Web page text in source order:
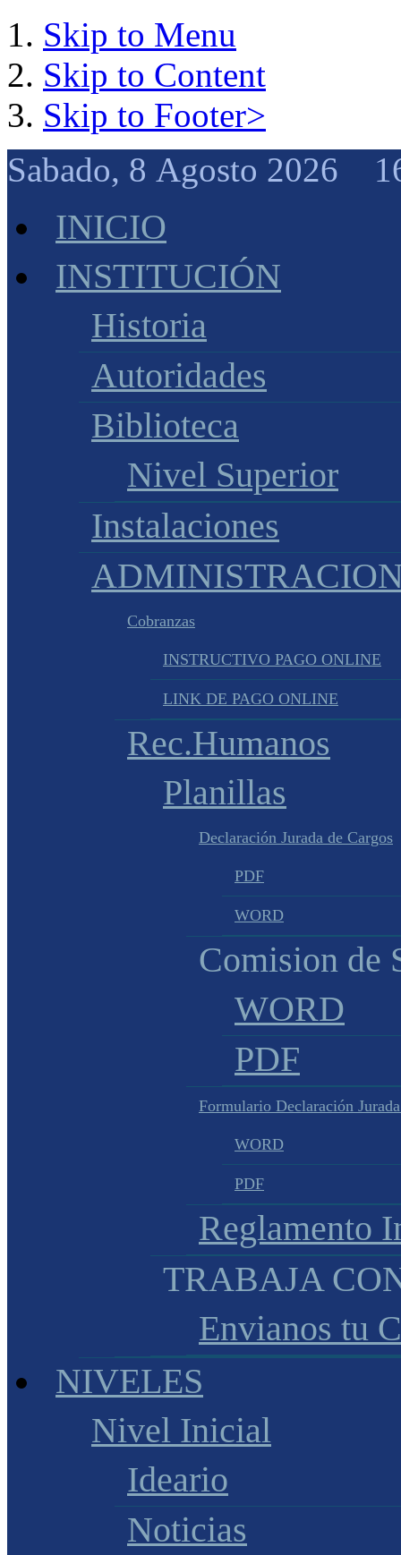
Skip to Menu
Skip to Content
Skip to Footer>
Sabado, 8 Agosto 2026
INICIO
INSTITUCIÓN
Historia
Autoridades
Biblioteca
Nivel Superior
Instalaciones
Cobranzas
INSTRUCTIVO PAGO ONLINE
LINK DE PAGO ONLINE
Rec.Humanos
Planillas
Declaración Jurada de Cargos
PDF
WORD
Comision de
WORD
PDF
Formulario Declaración
WORD
PDF
Reglamento
TRABAJA
Envianos tu
NIVELES
Nivel Inicial
Ideario
Noticias